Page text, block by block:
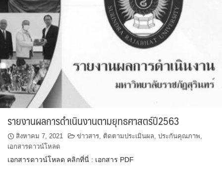
รายงานผลการดำเนินงานตามยุทธศาสตร์ปี2563
สิงหาคม 7, 2021 ข่าวสาร, ติดตามประเมินผล, ประกันคุณภาพ,
เอกสารดาวน์โหลด
เอกสารดาวน์โหลด คลิกที่นี่ : เอกสาร PDF